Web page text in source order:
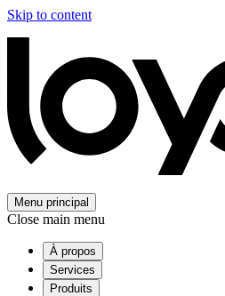
Skip to content
Menu principal
Close main menu
À propos
Services
Produits